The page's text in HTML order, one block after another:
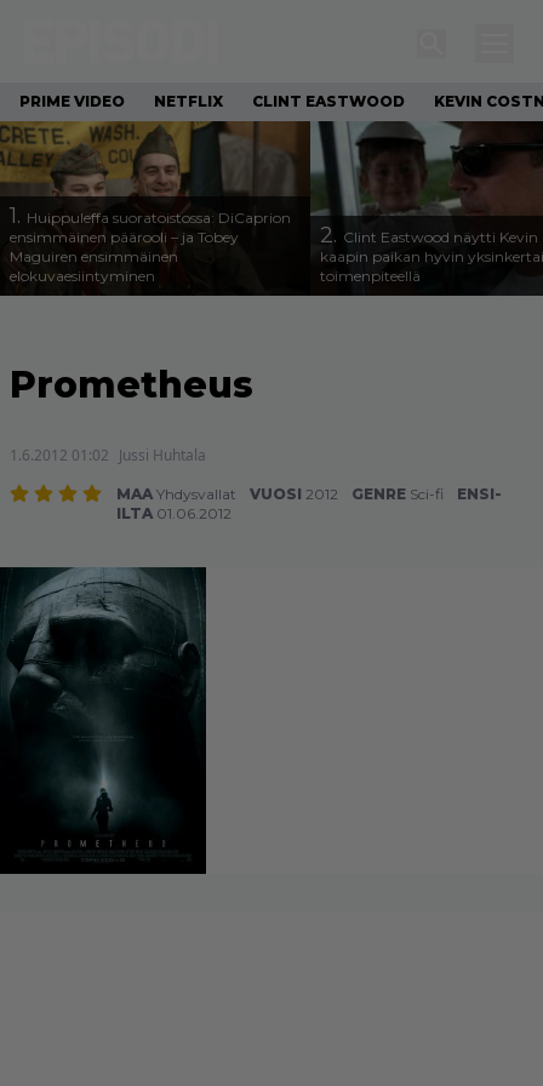
PRIME VIDEO NETFLIX CLINT EASTWOOD KEVIN
1. Huippuleffa suoratoistossa: DiCaprion
ensimmäinen päärooli – ja Tobey
Maguiren ensimmäinen
elokuvaesiintyminen
2. Clint Eastwood näytti Kevin
kaapin paikan hyvin
toimenpiteellä
Prometheus
1.6.2012 01:02 Jussi Huhtala
MAA Yhdysvallat VUOSI 2012 GENRE Sci-fi
ENSI-
ILTA 01.06.2012